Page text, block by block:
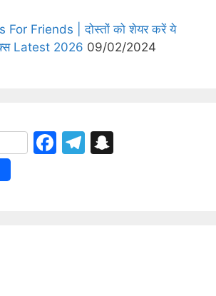
For Friends | दोस्तों को शेयर करें ये
Latest 2026 09/02/2024
F
T